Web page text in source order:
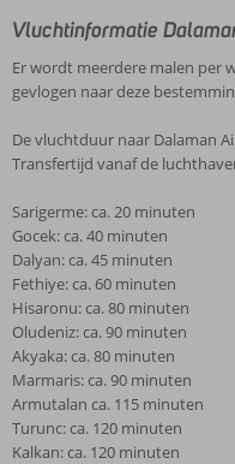
Vluchtinformatie
Er wordt meerdere malen per
gevlogen naar deze
De vluchtduur naar Dalaman
Transfertijd vanaf de
Sarigerme: ca. 20 minuten
Gocek: ca. 40 minuten
Dalyan: ca. 45 minuten
Fethiye: ca. 60 minuten
Hisaronu: ca. 80 minuten
Oludeniz: ca. 90 minuten
Akyaka: ca. 80 minuten
Marmaris: ca. 90 minuten
Armutalan ca. 115 minuten
Turunc: ca. 120 minuten
Kalkan: ca. 120 minuten